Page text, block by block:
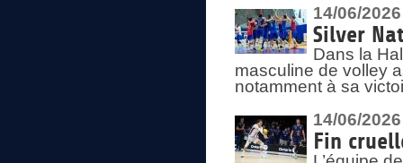
14/06/2026
Silver
Dans la
masculine de volley
notamment à sa
14/06/2026
Fin